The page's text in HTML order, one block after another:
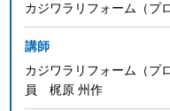
カジワラリフォーム（プ
講師
カジワラリフォーム（
員 梶原 州作